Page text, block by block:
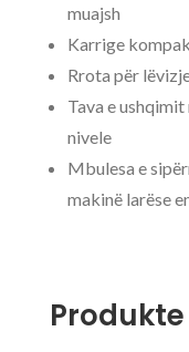
muajsh
Karrige
Rrota për
Tava e
nivele
Mbulesa e
makinë larëse